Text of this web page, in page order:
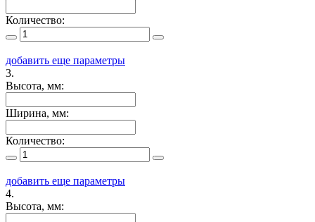
Количество:
добавить еще параметры
3.
Высота, мм:
Ширина, мм:
Количество:
добавить еще параметры
4.
Высота, мм: